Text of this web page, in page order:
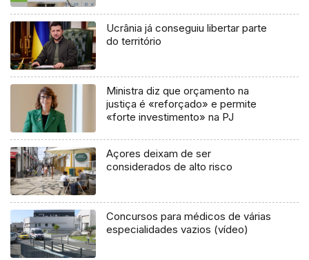
Ucrânia já conseguiu libertar parte
do território
Ministra diz que orçamento na
justiça é «reforçado» e permite
«forte investimento» na PJ
Açores deixam de ser
considerados de alto risco
Concursos para médicos de várias
especialidades vazios (vídeo)